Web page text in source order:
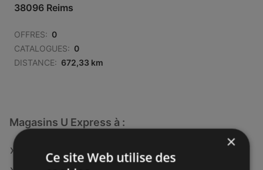
38096 Reims
OFFRES: 0
CATALOGUES: 0
DISTANCE: 672,33 km
Magasins U Express à :
U Express à Chartres
×
Ce site Web utilise des